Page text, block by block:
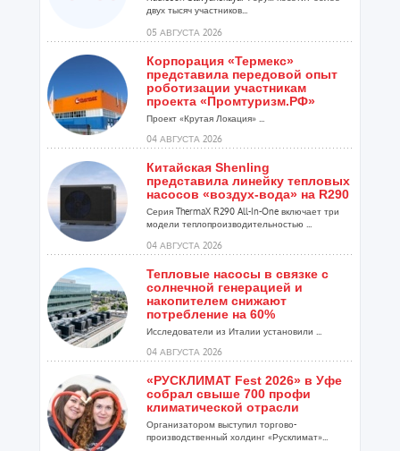
двух тысяч участников...
05 АВГУСТА 2026
Корпорация «Термекс»
представила передовой опыт
роботизации участникам
проекта «Промтуризм.РФ»
Проект «Крутая Локация» ...
04 АВГУСТА 2026
Китайская Shenling
представила линейку тепловых
насосов «воздух-вода» на R290
Серия ThermaX R290 All-In-One включает три
модели теплопроизводительностью ...
04 АВГУСТА 2026
Тепловые насосы в связке с
солнечной генерацией и
накопителем снижают
потребление на 60%
Исследователи из Италии установили ...
04 АВГУСТА 2026
«РУСКЛИМАТ Fest 2026» в Уфе
собрал свыше 700 профи
климатической отрасли
Организатором выступил торгово-
производственный холдинг «Русклимат»...